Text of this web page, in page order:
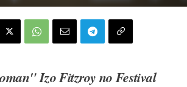
Izo Fitzroy no Festival